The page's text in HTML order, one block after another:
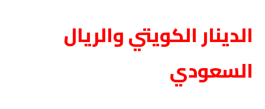
الدينار الكويتي والريال
السعودي